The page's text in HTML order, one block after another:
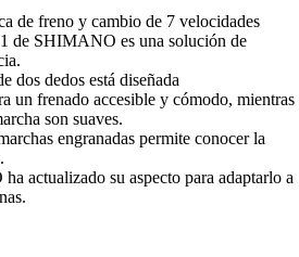
de freno y cambio de 7 velocidades
de SHIMANO es una solución de
dos dedos está diseñada
un frenado accesible y cómodo, mientras
son suaves.
engranadas permite conocer la
actualizado su aspecto para adaptarlo a